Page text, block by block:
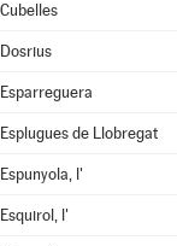
Cubelles
Dosrius
Esparreguera
Esplugues de Llobregat
Espunyola, l'
Esquirol, l'